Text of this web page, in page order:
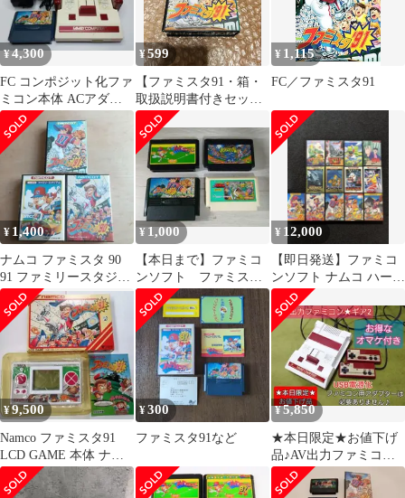
¥4,300
FC コンポジット化ファ
ミコン本体 ACアダプタ
ー ファミスタ91付 動作
確認済
¥599
【ファミスタ91・箱・
取扱説明書付きセッ
ト・Famicom】超美F91
¥ 1,115
FC／ファミスタ91
¥ 1,400
ナムコ ファミスタ 90
91 ファミリースタジア
ムまとめ売り
¥1,000
【本日まで】ファミコ
ンソフト ファミスタ
他 4本 箱なし まと
め
¥ 12,000
【即日発送】ファミコ
ンソフト ナムコ ハード
ケース13本セット ま
とめ 箱付き
¥9,500
Namco ファミスタ91
LCD GAME 本体 ナム
コ 箱説付
¥300
ファミスタ91など
¥5,850
★本日限定★お値下げ
品♪AV出力ファミコン♪
お得なオマケ付き！24
時間以内発送